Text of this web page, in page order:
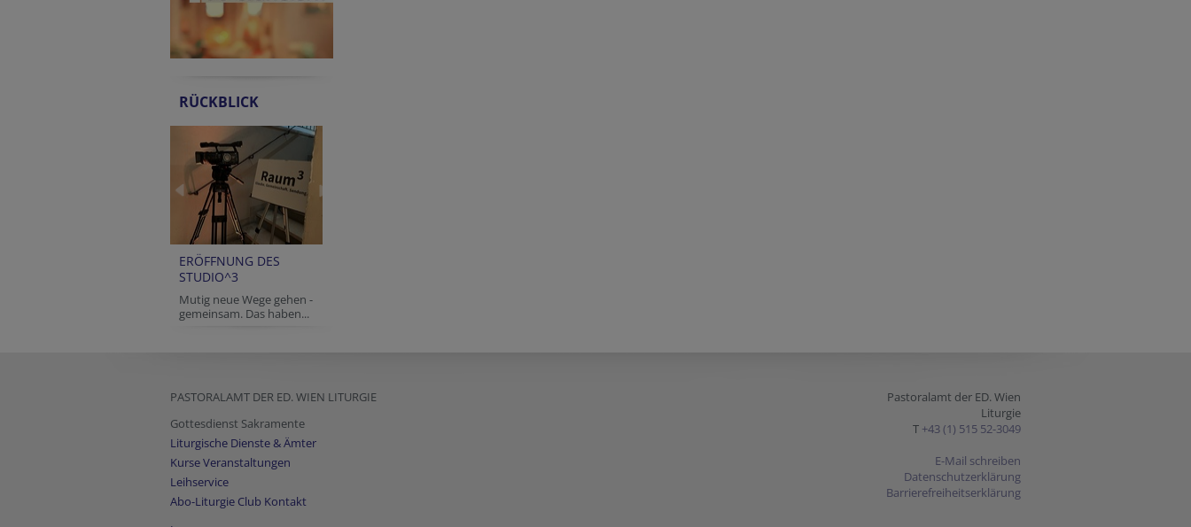
RÜCKBLICK
ERÖFFNUNG DES
STUDIO^3
Mutig neue Wege gehen -
gemeinsam. Das haben...
PASTORALAMT DER ED. WIEN LITURGIE
Gottesdienst Sakramente
Liturgische Dienste & Ämter
Kurse Veranstaltungen
Leihservice
Abo-Liturgie Club Kontakt
Pastoralamt der ED. Wien
Liturgie
T +43 (1) 515 52-3049
E-Mail schreiben
Datenschutzerklärung
Barrierefreiheitserklärung